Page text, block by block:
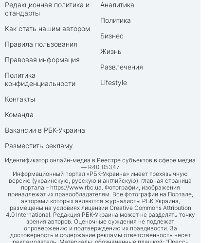
Редакционная политика и
стандарты
Как стать нашим автором
Правила пользования
Правовая информация
Политика
конфиденциальности
Контакты
Команда
Вакансии в РБК-Украина
Разместить рекламу
Аналитика
Политика
Бизнес
Жизнь
Развлечения
Lifestyle
Идентификатор онлайн-медиа в Реестре субъектов в сфере медиа
— R40-05347
Информационный портал «РБК-Украина» имеет трехязычную
версию (украинскую, русскую и английскую), главная страница
портала – https://www.rbc.ua. Фотографии, изображения
принадлежат их правообладателям. Все фотографии на Портале,
авторами которых являются журналисты РБК-Украина,
размещены на условиях лицензии Creative Commons Attribution
4.0 International. Редакция РБК-Украина может не разделять точку
зрения авторов. Оценочные суждения не подлежат
опровержению и подтверждению их правдивости. За
достоверность и содержание рекламы ответственность несет